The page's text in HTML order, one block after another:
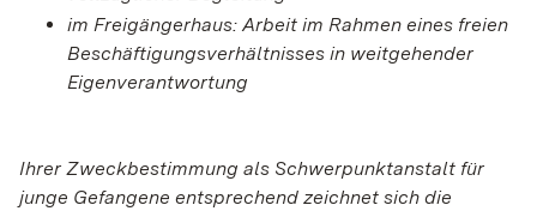
im Freigängerhaus: Arbeit im Rahmen eines freien
Beschäftigungsverhältnisses in weitgehender
Eigenverantwortung
Ihrer Zweckbestimmung als Schwerpunktanstalt für
junge Gefangene entsprechend zeichnet sich die